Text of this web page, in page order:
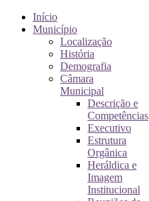
Início
Município
Localização
História
Demografia
Câmara
Municipal
Descrição e
Competências
Executivo
Estrutura
Orgânica
Heráldica e
Imagem
Institucional